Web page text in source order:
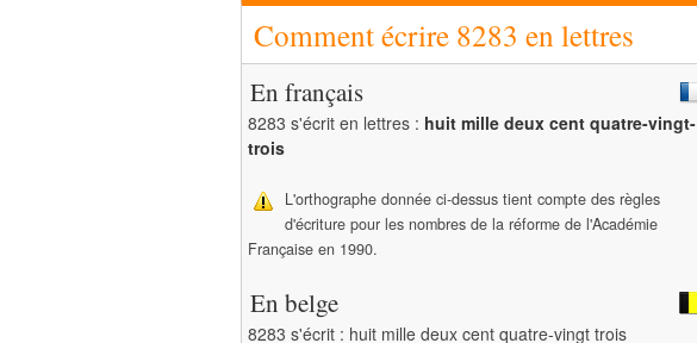
Comment écrire 8283 en lettres
En français
8283 s'écrit en lettres : huit mille deux cent quatre-vingt-
trois
L'orthographe donnée ci-dessus tient compte des règles
d'écriture pour les nombres de la réforme de l'Académie
Française en 1990.
En belge
8283 s'écrit : huit mille deux cent quatre-vingt trois